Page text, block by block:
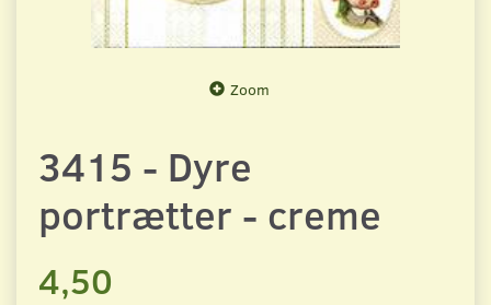
Zoom
3415 - Dyre
portrætter - creme
4,50